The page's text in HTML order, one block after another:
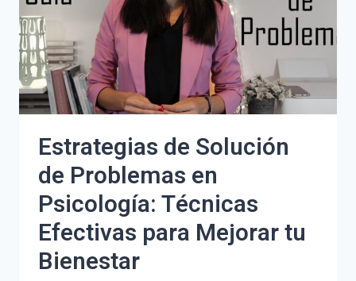
TRANSFORMACIÓN
EXITOSA
Estrategias de Solución
de Problemas en
Psicología: Técnicas
Efectivas para Mejorar tu
Bienestar